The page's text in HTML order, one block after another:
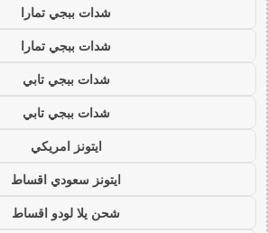
شدات ببجي تمارا
شدات ببجي تمارا
شدات ببجي تابي
شدات ببجي تابي
ايتونز امريكي
ايتونز سعودي اقساط
شحن يلا لودو اقساط